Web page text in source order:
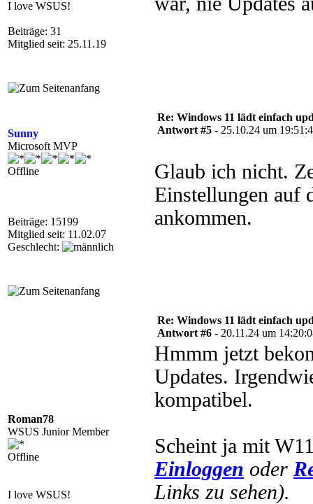
I love WSUS!
Beiträge: 31
Mitglied seit: 25.11.19
Sunny
Microsoft MVP
Offline
Beiträge: 15199
Mitglied seit: 11.02.07
Geschlecht:
Re: Windows 11 lädt einfach
Antwort #5 - 25.10.24 um
Glaub ich nicht.
Einstellungen auf
ankommen.
Roman78
WSUS Junior Member
Offline
I love WSUS!
Re: Windows 11 lädt einfach
Antwort #6 - 20.11.24 um
Hmmm jetzt
Updates.
kompatibel.
Scheint ja mit
Einloggen oder
Links zu sehen).